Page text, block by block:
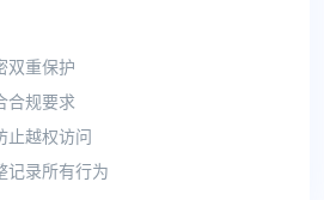
双重保护
合规要求
止越权访问
记录所有行为